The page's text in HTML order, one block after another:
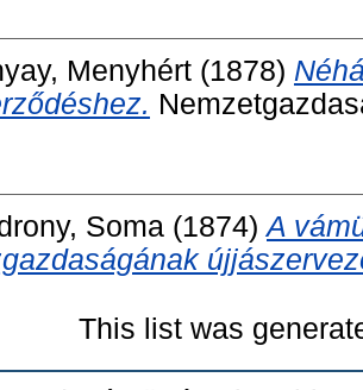
Menyhért (1878)
Soma (1874)A
This list was